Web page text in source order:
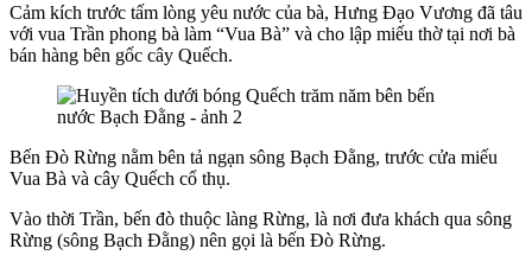
Cảm kích trước tấm lòng yêu nước của bà, Hưng Đạo Vương đã tâu
với vua Trần phong bà làm “Vua Bà” và cho lập miếu thờ tại nơi bà
bán hàng bên gốc cây Quếch.
Bến Đò Rừng nằm bên tả ngạn sông Bạch Đằng, trước cửa miếu
Vua Bà và cây Quếch cổ thụ.
Vào thời Trần, bến đò thuộc làng Rừng, là nơi đưa khách qua sông
Rừng (sông Bạch Đằng) nên gọi là bến Đò Rừng.